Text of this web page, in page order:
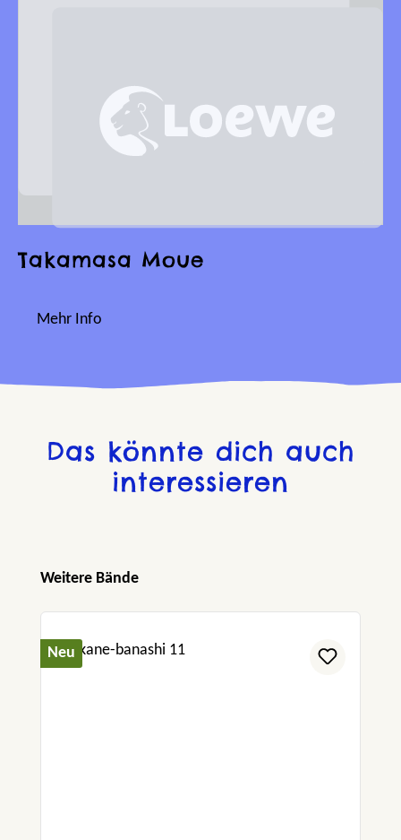
Takamasa Moue
Mehr Info
Das könnte dich auch
interessieren
Produktgalerie überspringen
Weitere Bände
Neu